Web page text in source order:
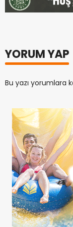
YORUM YAP
Bu yazı yorumlara